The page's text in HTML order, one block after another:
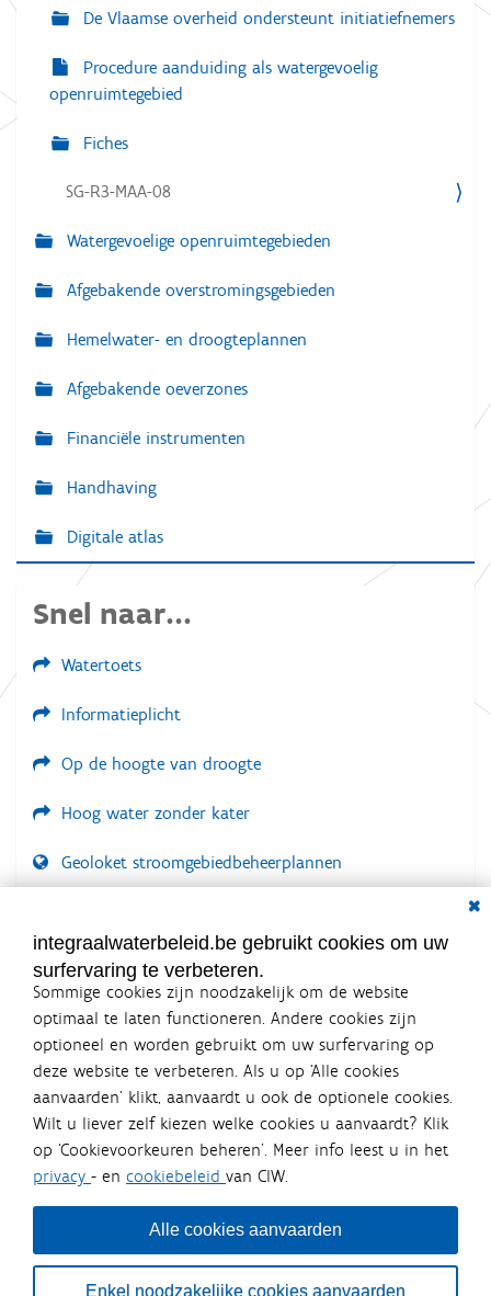
De Vlaamse overheid ondersteunt initiatiefnemers
Procedure aanduiding als watergevoelig
openruimtegebied
Fiches
SG-R3-MAA-08
Watergevoelige openruimtegebieden
Afgebakende overstromingsgebieden
Hemelwater- en droogteplannen
Afgebakende oeverzones
Financiële instrumenten
Handhaving
Digitale atlas
Snel naar...
Watertoets
Informatieplicht
Op de hoogte van droogte
Hoog water zonder kater
Geoloket stroomgebiedbeheerplannen
LOGIN VEREIST
integraalwaterbeleid.be gebruikt cookies om uw
surfervaring te verbeteren.
Sommige cookies zijn noodzakelijk om de website
optimaal te laten functioneren. Andere cookies zijn
optioneel en worden gebruikt om uw surfervaring op
deze website te verbeteren. Als u op ‘Alle cookies
aanvaarden’ klikt, aanvaardt u ook de optionele cookies.
Wilt u liever zelf kiezen welke cookies u aanvaardt? Klik
op ‘Cookievoorkeuren beheren’. Meer info leest u in het
privacy - en cookiebeleid van CIW.
Alle cookies aanvaarden
Enkel noodzakelijke cookies aanvaarden
Integraalwaterbeleid.be is een
officiële website van de Vlaamse
overheid
uitgegeven door Coördinatiecommissie Integraal
Waterbeleid
De Coördinatiecommissie Integraal Waterbeleid (CIW) is een
bestuursniveaus die bij het waterbeleid betrokken zijn. Ook
waterbedrijven nemen deel aan het overleg. Deze
samenwerking zorgt voor een gecoördineerde en
geïntegreerde aanpak van het waterbeleid en waterbeheer